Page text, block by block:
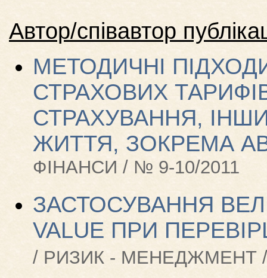
Автор/співавтор
МЕТОДИЧНІ
СТРАХОВИХ
СТРАХУВАННЯ,
ЖИТТЯ, ЗОКРЕМА
ФІНАНСИ / № 9-10/2011
ЗАСТОСУВАННЯ
VALUE ПРИ
/ РИЗИК - МЕНЕДЖМЕНТ /